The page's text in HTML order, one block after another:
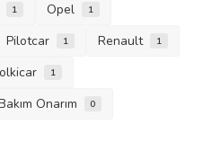
1 Opel 1
Pilotcar 1 Renault 1
1
Onarım 0